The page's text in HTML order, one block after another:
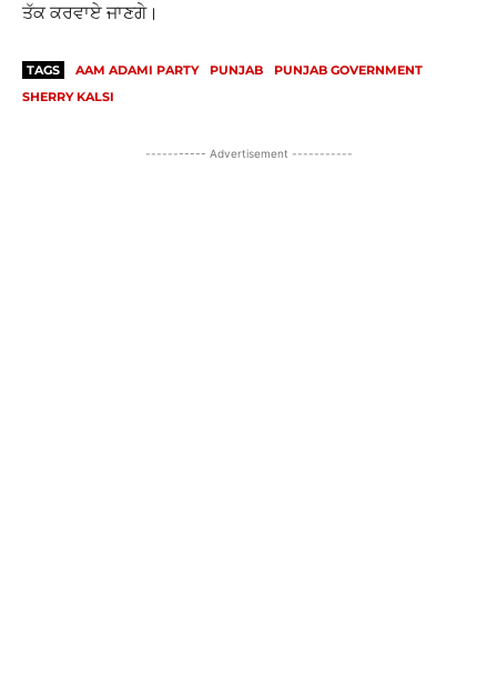
ਤੱਕ ਕਰਵਾਏ ਜਾਣਗੇ।
TAGS AAM ADAMI PARTY PUNJAB
PUNJAB GOVERNMENT
SHERRY KALSI
----------- Advertisement -----------